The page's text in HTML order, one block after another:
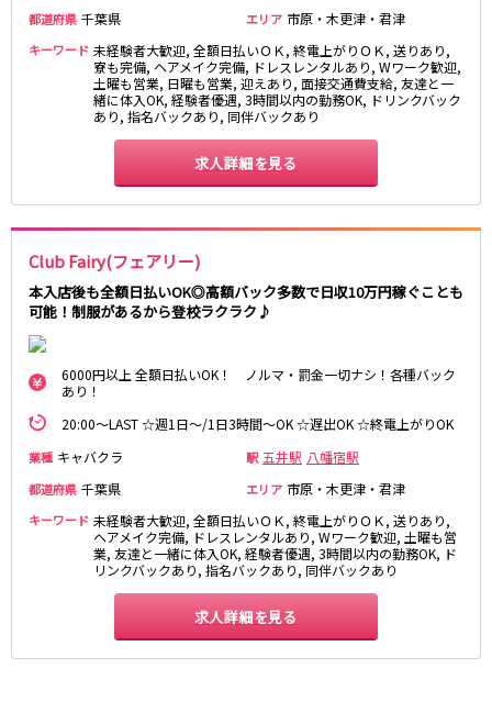
都道府県 千葉県 エリア 市原・木更津・君津
キーワード 未経験者大歓迎, 全額日払いＯＫ, 終電上がりＯＫ, 送りあり,
寮も完備, ヘアメイク完備, ドレスレンタルあり, Wワーク歓迎,
土曜も営業, 日曜も営業, 迎えあり, 面接交通費支給, 友達と一
緒に体入OK, 経験者優遇, 3時間以内の勤務OK, ドリンクバック
あり, 指名バックあり, 同伴バックあり
求人詳細を見る
Club Fairy(フェアリー)
本入店後も全額日払いOK◎高額バック多数で日収10万円稼ぐことも
可能！制服があるから登校ラクラク♪
6000円以上 全額日払いOK！ ノルマ・罰金一切ナシ！各種バック
あり！
20:00～LAST ☆週1日～/1日3時間～OK ☆遅出OK ☆終電上がりOK
業種 キャバクラ 駅 五井駅 八幡宿駅
都道府県 千葉県 エリア 市原・木更津・君津
キーワード 未経験者大歓迎, 全額日払いＯＫ, 終電上がりＯＫ, 送りあり,
ヘアメイク完備, ドレスレンタルあり, Wワーク歓迎, 土曜も営
業, 友達と一緒に体入OK, 経験者優遇, 3時間以内の勤務OK, ド
リンクバックあり, 指名バックあり, 同伴バックあり
求人詳細を見る
恵比寿駅
渋谷駅
十条駅
北赤羽駅
板橋駅
西武多摩湖線
八坂駅
小田急小田原線
新宿駅
相模大野駅
下北沢駅
経堂駅
小田原駅
豪徳寺駅
JR東海道本線
新橋駅
川崎駅
横浜駅
藤沢駅
大船駅
大磯駅
茅ヶ崎駅